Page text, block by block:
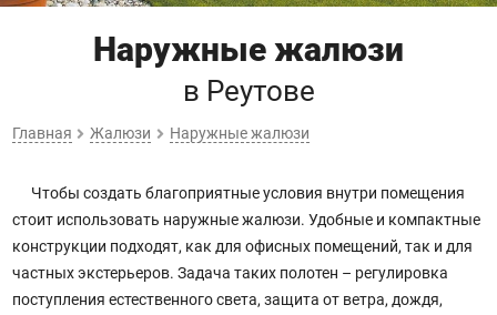
Наружные жалюзи
в Реутове
Главная Жалюзи Наружные жалюзи
Чтобы создать благоприятные условия внутри помещения
стоит использовать наружные жалюзи. Удобные и компактные
конструкции подходят, как для офисных помещений, так и для
частных экстерьеров. Задача таких полотен – регулировка
поступления естественного света, защита от ветра, дождя,